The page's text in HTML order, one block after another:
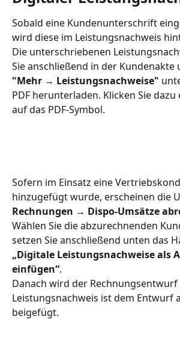
Sobald eine Kundenunterschrift
wird diese im Leistungsnachweis
Die unterschriebenen
Sie anschließend in der Kundenakte
"Mehr → Leistungsnachweise"
PDF herunterladen. Klicken Sie
auf das PDF-Symbol.
Sofern im Einsatz eine
hinzugefügt wurde, erscheinen die
Rechnungen → Dispo-Umsätze
Wählen Sie die abzurechnenden
setzen Sie anschließend unten das
„Digitale Leistungsnachweise als
einfügen“.
Danach wird der
Leistungsnachweis ist dem Entwurf
beigefügt.